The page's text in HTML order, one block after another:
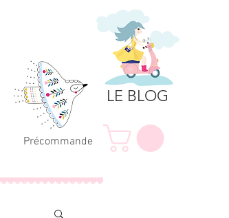
Précommande
LE BLOG